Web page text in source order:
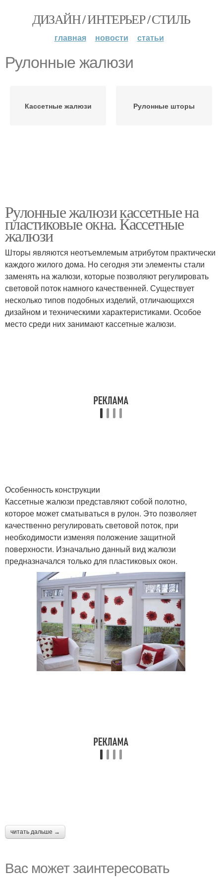
ДИЗАЙН / ИНТЕРЬЕР / СТИЛЬ
главная новости статьи
Рулонные жалюзи
Кассетные жалюзи Рулонные шторы
Рулонные жалюзи кассетные на
пластиковые окна. Кассетные
жалюзи
Шторы являются неотъемлемым атрибутом практически
каждого жилого дома. Но сегодня эти элементы стали
заменять на жалюзи, которые позволяют регулировать
световой поток намного качественней. Существует
несколько типов подобных изделий, отличающихся
дизайном и техническими характеристиками. Особое
место среди них занимают кассетные жалюзи.
Особенность конструкции
Кассетные жалюзи представляют собой полотно,
которое может сматываться в рулон. Это позволяет
качественно регулировать световой поток, при
необходимости изменяя положение защитной
поверхности. Изначально данный вид жалюзи
предназначался только для пластиковых окон.
читать дальше →
Вас может заинтересовать